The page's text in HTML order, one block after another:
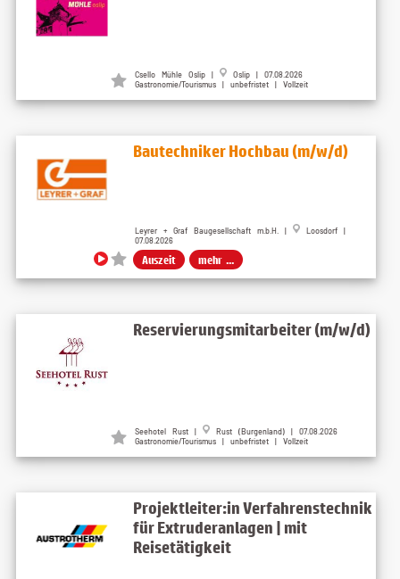
Csello Mühle Oslip | Oslip | 07.08.2026
Gastronomie/Tourismus | unbefristet | Vollzeit
Bautechniker Hochbau (m/w/d)
Leyrer + Graf Baugesellschaft m.b.H. |
Loosdorf |
07.08.2026
Auszeit mehr ...
Reservierungsmitarbeiter (m/w/d)
Seehotel Rust | Rust (Burgenland) | 07.08.2026
Gastronomie/Tourismus | unbefristet | Vollzeit
Projektleiter:in Verfahrenstechnik
für Extruderanlagen | mit
Reisetätigkeit